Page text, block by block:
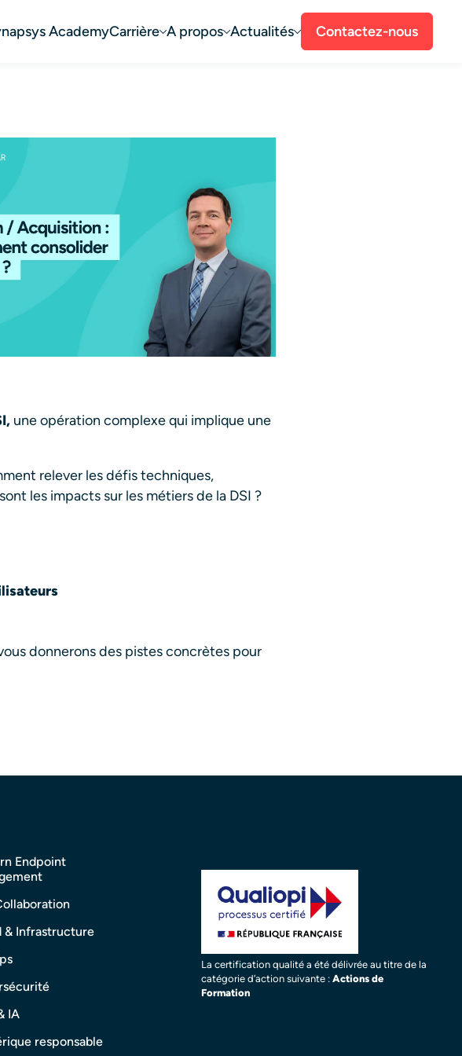
AcademyCarrière A propos Actualités Contactez-nous
une opération complexe qui implique une
relever les défis techniques,
les impacts sur les métiers de la DSI ?
donnerons des pistes concrètes pour
Endpoint
& Infrastructure
IA
responsable
La certification qualité a été délivrée au titre de la
catégorie d’action suivante : Actions de
Formation